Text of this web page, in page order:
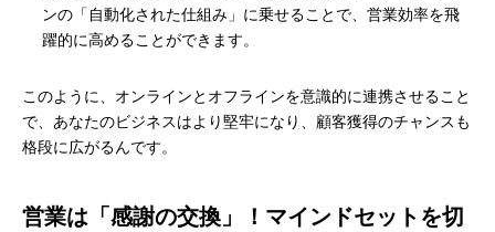
ンの「自動化された仕組み」に乗せることで、営業効率を飛
躍的に高めることができます。
このように、オンラインとオフラインを意識的に連携させること
で、あなたのビジネスはより堅牢になり、顧客獲得のチャンスも
格段に広がるんです。
営業は「感謝の交換」！マインドセットを切